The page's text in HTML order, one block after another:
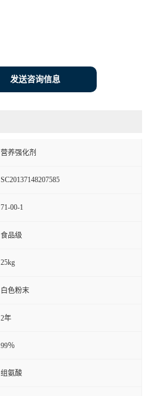
发送咨询信息
营养强化剂
SC20137148207585
71-00-1
食品级
25kg
白色粉末
2年
99％
组氨酸